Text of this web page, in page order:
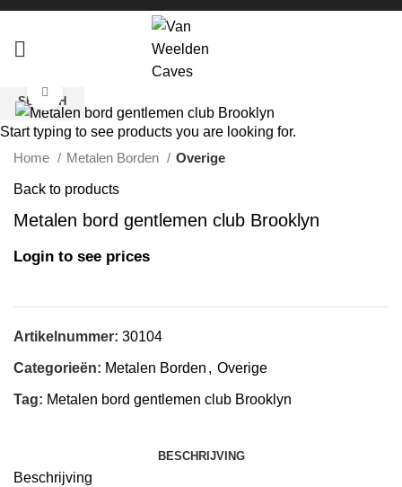
Home Metalen Borden Overige
Back to products
Metalen bord gentlemen club Brooklyn
Login to see prices
Artikelnummer: 30104
Categorieën: Metalen Borden , Overige
Tag: Metalen bord gentlemen club Brooklyn
BESCHRIJVING
Beschrijving
SEARCH
Start typing to see products you are looking for.